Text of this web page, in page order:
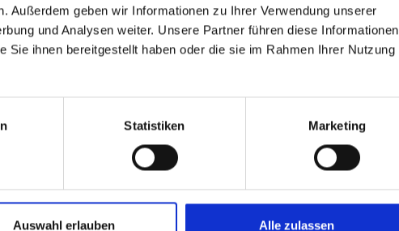
Außerdem geben wir Informationen zu Ihrer Verwendung unserer
und Analysen weiter. Unsere Partner führen diese Informationen
Sie ihnen bereitgestellt haben oder die sie im Rahmen Ihrer Nutzung
Statistiken Marketing
Auswahl erlauben Alle zulassen